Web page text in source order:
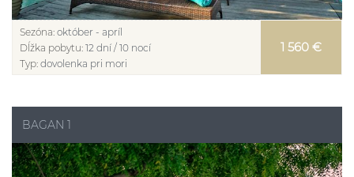
Sezóna: október - apríl
Dĺžka pobytu: 12 dní / 10 nocí
Typ: dovolenka pri mori
1 560 €
BAGAN 1